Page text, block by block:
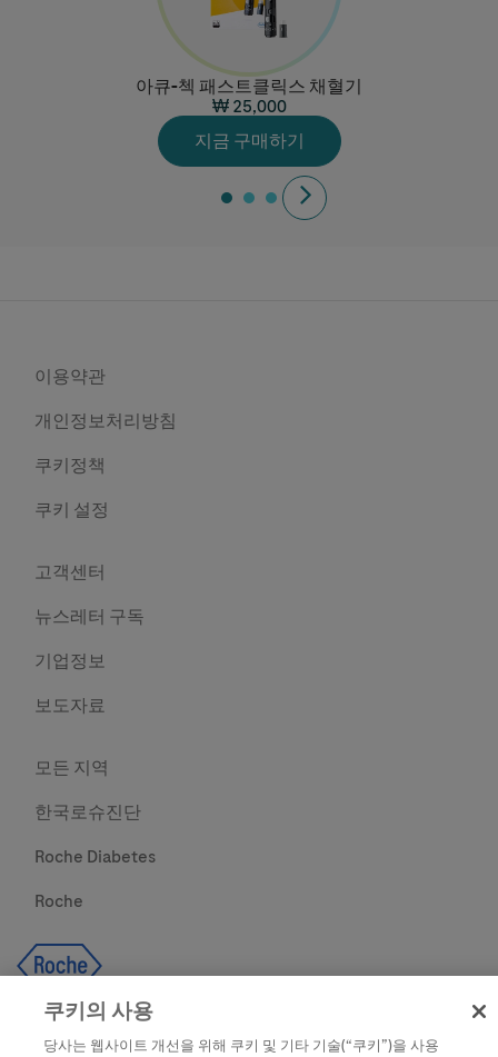
아큐-첵 패스트클릭스 채혈기
₩ 25,000
지금 구매하기
이용약관
개인정보처리방침
쿠키정책
쿠키 설정
고객센터
뉴스레터 구독
기업정보
보도자료
모든 지역
한국로슈진단
Roche Diabetes
Roche
쿠키의 사용
당사는 웹사이트 개선을 위해 쿠키 및 기타 기술(“쿠키”)을 사용